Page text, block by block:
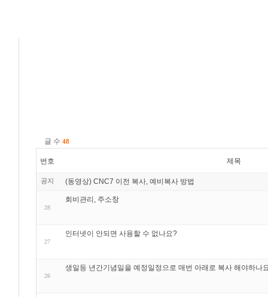
글 수48
번호 제목
공지 (동영상) CNC7 이전 복사, 예비복사 방법
28
회비관리, 주소창
27
인터넷이 안되면 사용할 수 없나요?
26
생일등 년간기념일을 예정일정으로 매번 아래로 복사 해야하나